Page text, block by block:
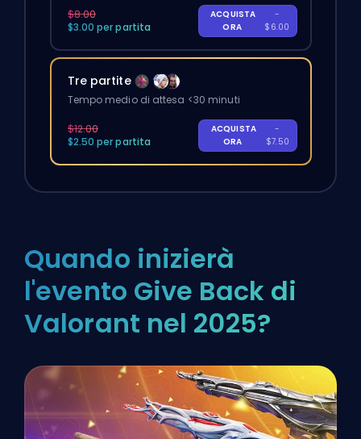
$8.00
$3.00 per partita
ACQUISTA
ORA
-
$6.00
Tre partite
Tempo medio di attesa <30 minuti
$12.00
$2.50 per partita
ACQUISTA
ORA
-
$7.50
Quando inizierà
l'evento Give Back di
Valorant nel 2025?